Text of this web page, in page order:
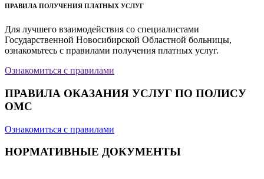
ПРАВИЛА ПОЛУЧЕНИЯ ПЛАТНЫХ УСЛУГ
Для лучшего взаимодействия со специалистами
Государственной Новосибирской Областной больницы,
ознакомьтесь с правилами получения платных услуг.
Ознакомиться с правилами
ПРАВИЛА ОКАЗАНИЯ УСЛУГ ПО ПОЛИСУ
ОМС
Ознакомиться с правилами
НОРМАТИВНЫЕ ДОКУМЕНТЫ